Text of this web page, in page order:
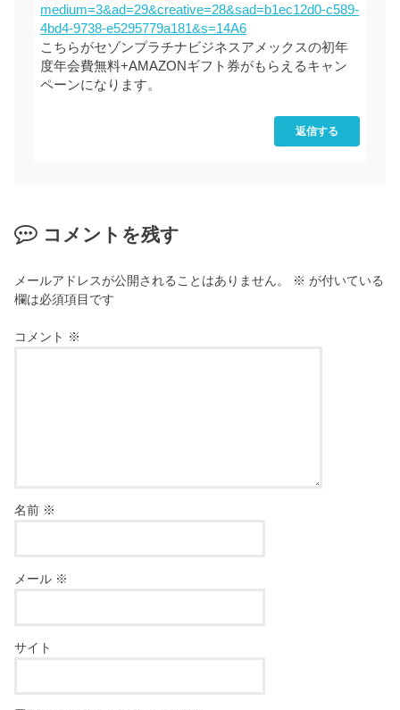
medium=3&ad=29&creative=28&sad=b1ec12d0-c589-
4bd4-9738-e5295779a181&s=14A6
こちらがセゾンプラチナビジネスアメックスの初年
度年会費無料+AMAZONギフト券がもらえるキャン
ペーンになります。
返信する
コメントを残す
メールアドレスが公開されることはありません。 ※ が付いている
欄は必須項目です
コメント ※
名前 ※
メール ※
サイト